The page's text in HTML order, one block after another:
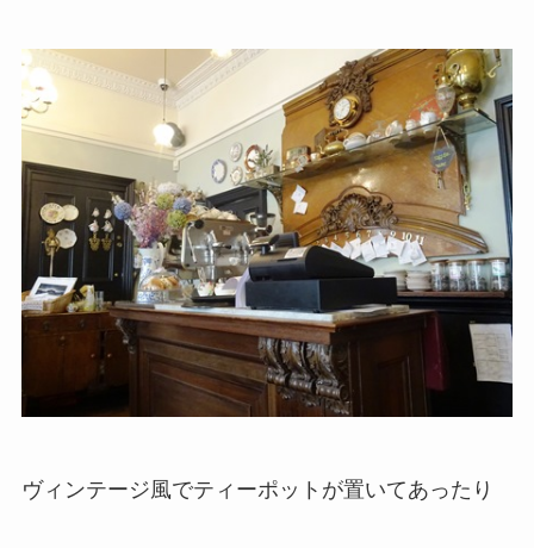
ヴィンテージ風でティーポットが置いてあったり